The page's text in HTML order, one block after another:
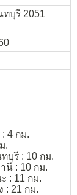
บุรี 2051
4 กม.
.
บุรี : 10 กม.
นี : 10 กม.
: 11 กม.
: 21 กม.